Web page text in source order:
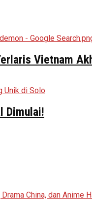
Vietnam
Dimulai!